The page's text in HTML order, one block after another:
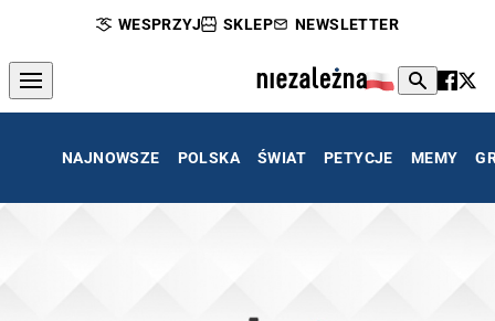
WESPRZYJ SKLEP NEWSLETTER
NAJNOWSZE POLSKA ŚWIAT PETYCJE MEMY